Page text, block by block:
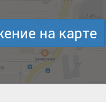
на карте